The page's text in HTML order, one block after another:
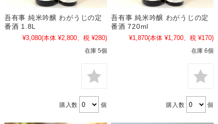
吾有事 純米吟醸 わがうじの定
番酒 1.8L
¥3,080(本体 ¥2,800、税 ¥280)
在庫 5個
購入数 個
吾有事 純米吟醸 わがうじの定
番酒 720ml
¥1,870(本体 ¥1,700、税 ¥170)
在庫 6個
購入数 個